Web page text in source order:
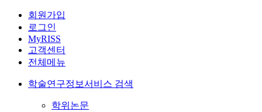
회원가입
로그인
MyRISS
고객센터
전체메뉴
학술연구정보서비스 검색
학위논문